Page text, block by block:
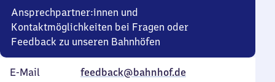
Ansprechpartner:innen und
Kontaktmöglichkeiten bei Fragen oder
Feedback zu unseren Bahnhöfen
E-Mail
feedback@bahnhof.de